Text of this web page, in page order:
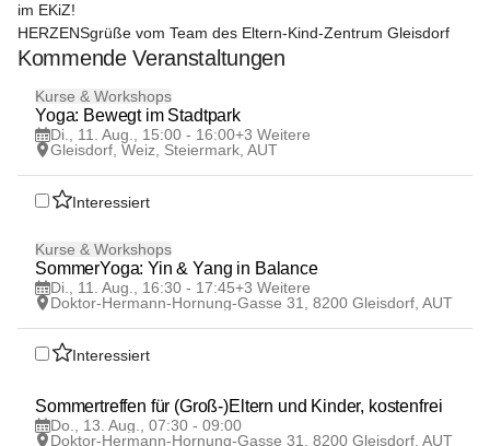
im EKiZ!
HERZENSgrüße vom Team des Eltern-Kind-Zentrum Gleisdorf
Kommende Veranstaltungen
11
AUG
Kurse & Workshops
Yoga: Bewegt im Stadtpark
Di., 11. Aug., 15:00 - 16:00+3 Weitere
Gleisdorf, Weiz, Steiermark, AUT
Interessiert
11
AUG
Kurse & Workshops
SommerYoga: Yin & Yang in Balance
Di., 11. Aug., 16:30 - 17:45+3 Weitere
Doktor-Hermann-Hornung-Gasse 31, 8200 Gleisdorf, AUT
Interessiert
13
AUG
Sommertreffen für (Groß-)Eltern und Kinder, kostenfrei
Do., 13. Aug., 07:30 - 09:00
Doktor-Hermann-Hornung-Gasse 31, 8200 Gleisdorf, AUT